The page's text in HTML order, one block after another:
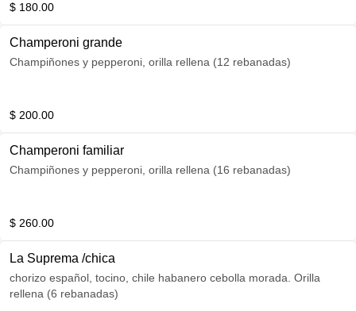
$ 180.00
Champeroni grande
Champiñones y pepperoni, orilla rellena (12 rebanadas)
$ 200.00
Champeroni familiar
Champiñones y pepperoni, orilla rellena (16 rebanadas)
$ 260.00
La Suprema /chica
chorizo español, tocino, chile habanero cebolla morada. Orilla
rellena (6 rebanadas)